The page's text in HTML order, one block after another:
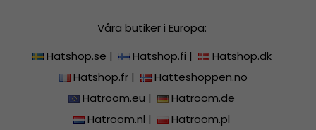
Våra butiker i Europa:
Hatshop.se | Hatshop.fi |
Hatshop.dk
Hatshop.fr|
Hatteshoppen.no
Hatroom.eu |
Hatroom.de
Hatroom.nl | Hatroom.pl